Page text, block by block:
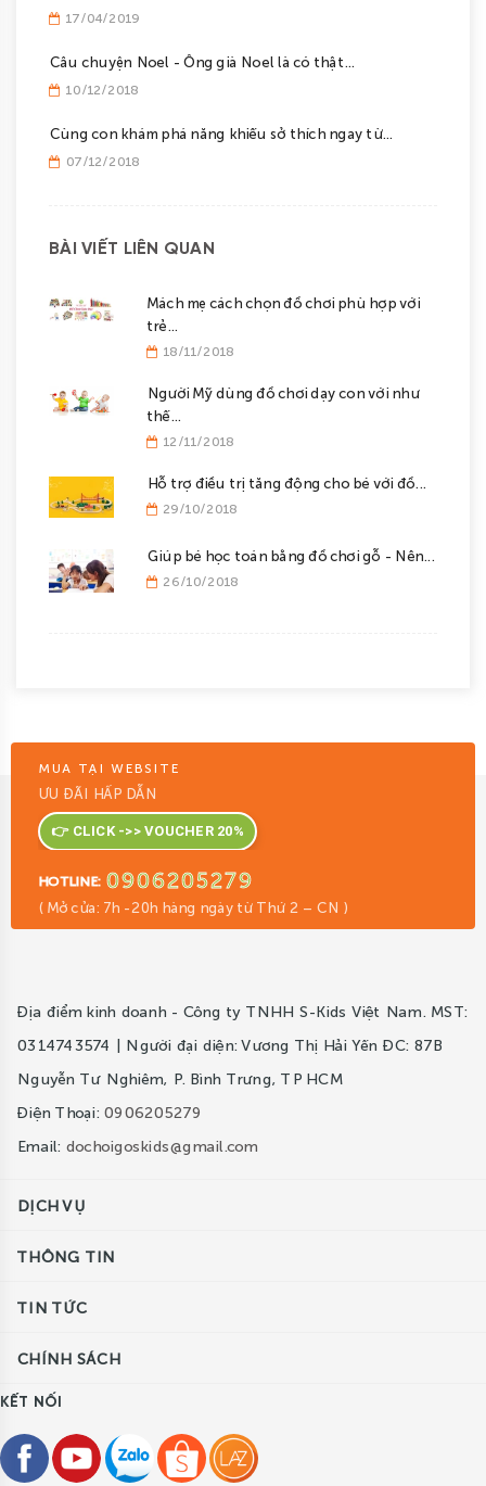
17/04/2019
Câu chuyện Noel - Ông già Noel là có thật...
10/12/2018
Cùng con khám phá năng khiếu sở thích ngay từ...
07/12/2018
BÀI VIẾT LIÊN QUAN
Mách mẹ cách chọn đồ chơi phù hợp với
trẻ...
18/11/2018
Người Mỹ dùng đồ chơi dạy con với như
thế...
12/11/2018
Hỗ trợ điều trị tăng động cho bé với đồ...
29/10/2018
Giúp bé học toán bằng đồ chơi gỗ - Nên...
26/10/2018
MUA TẠI WEBSITE
ƯU ĐÃI HẤP DẪN
👉 CLICK ->> VOUCHER 20%
HOTLINE: 0906205279
( Mở cửa: 7h -20h hàng ngày từ Thứ 2 – CN )
Địa điểm kinh doanh - Công ty TNHH S-Kids Việt Nam. MST:
0314743574 | Người đại diện: Vương Thị Hải Yến ĐC: 87B
Nguyễn Tư Nghiêm, P. Bình Trưng, TP HCM
Điện Thoại: 0906205279
Email: dochoigoskids@gmail.com
DỊCH VỤ
THÔNG TIN
TIN TỨC
CHÍNH SÁCH
KẾT NỐI